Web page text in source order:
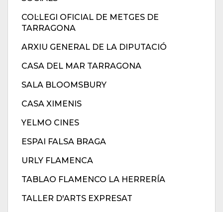
COL·LEGI OFICIAL DE METGES DE
TARRAGONA
ARXIU GENERAL DE LA DIPUTACIÓ
CASA DEL MAR TARRAGONA
SALA BLOOMSBURY
CASA XIMENIS
YELMO CINES
ESPAI FALSA BRAGA
URLY FLAMENCA
TABLAO FLAMENCO LA HERRERÍA
TALLER D'ARTS EXPRESAT